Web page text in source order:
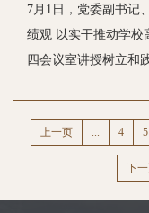
聚焦消防水系统改造
成效铸牢校园安全稳
为教学科研提供可靠
学条件扩容提质；文
特色专业研究方向，
后勤处、保卫处、网
水准。图文来源：科
岩
展是核心导向，辩证
摒弃唯指标、重显绩
棒，压紧管党治党责
师生服务实际，明确
中央及学校“十五五”
7月1日，党委副书记
绩观 以实干推动学校
四会议室讲授树立和
特色社会主义思想的
伟大工程的根本遵循
价值和实践价值。习
上一页 ... 4 5
下